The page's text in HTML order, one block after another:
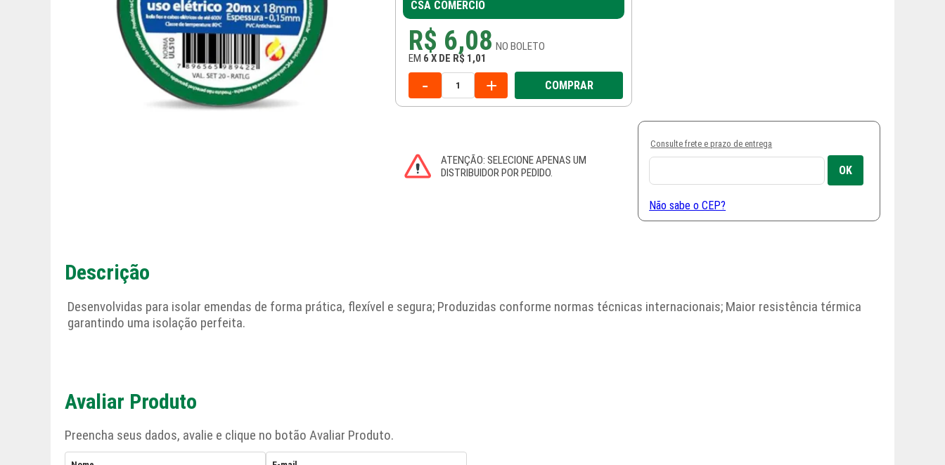
CSA COMERCIO
R$ 6,08 NOBOLETO
EM 6X DE R$ 1,01
- + COMPRAR
Consulte frete e prazo de entrega
Não sabe o CEP?
Descrição
Desenvolvidas para isolar emendas de forma prática, flexível e segura; Produzidas conforme normas técnicas internacionais; Maior resistência térmica
garantindo uma isolação perfeita.
Avaliar Produto
Preencha seus dados, avalie e clique no botão Avaliar Produto.